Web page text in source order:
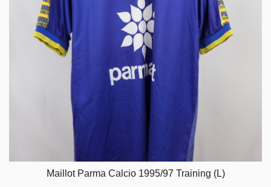
Maillot Parma Calcio 1995/97 Training (L)